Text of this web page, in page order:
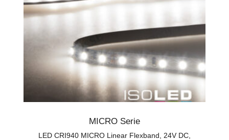
MICRO Serie
LED CRI940 MICRO Linear Flexband, 24V DC,